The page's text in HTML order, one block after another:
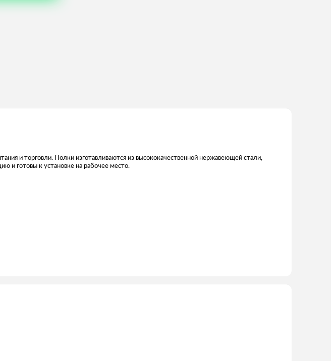
и торговли. Полки изготавливаются из высококачественной нержавеющей стали,
и готовы к установке на рабочее место.